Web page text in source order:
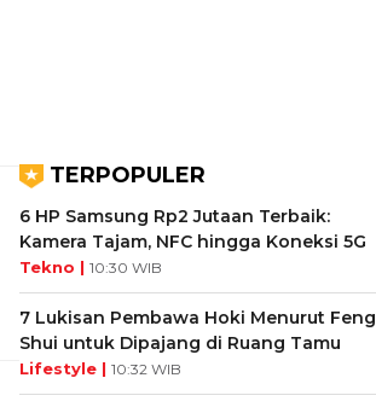
TERPOPULER
6 HP Samsung Rp2 Jutaan Terbaik:
Kamera Tajam, NFC hingga Koneksi 5G
Tekno | 10:30 WIB
7 Lukisan Pembawa Hoki Menurut Feng
Shui untuk Dipajang di Ruang Tamu
Lifestyle | 10:32 WIB